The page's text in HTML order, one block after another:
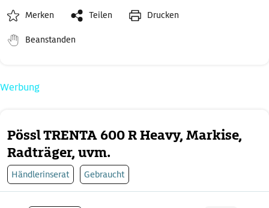
Pössl TRENTA 600 R Heavy, Markise,
Radträger, uvm.
Händlerinserat Gebraucht
Merken Teilen Drucken
Beanstanden
Werbung